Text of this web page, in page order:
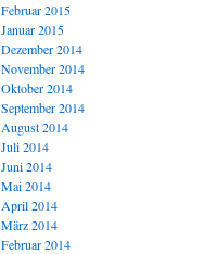
Februar 2015
Januar 2015
Dezember 2014
November 2014
Oktober 2014
September 2014
August 2014
Juli 2014
Juni 2014
Mai 2014
April 2014
März 2014
Februar 2014